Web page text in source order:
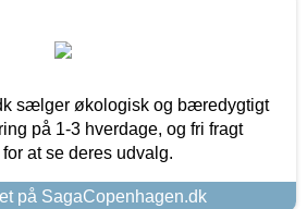
sælger økologisk og bæredygtigt
på 1-3 hverdage, og fri fragt
at se deres udvalg.
på SagaCopenhagen.dk